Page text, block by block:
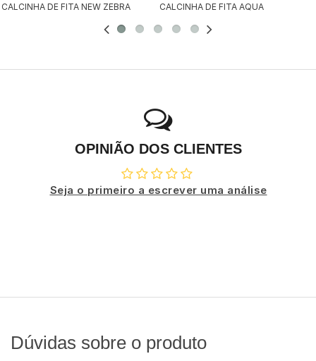
CALCINHA DE FITA NEW ZEBRA
CALCINHA DE FITA AQUA
OPINIÃO DOS CLIENTES
Seja o primeiro a escrever uma análise
Dúvidas sobre o produto